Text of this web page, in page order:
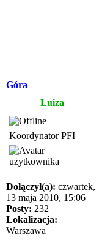
Góra
Luiza
Koordynator PFI
Dołączył(a): czwartek,
13 maja 2010, 15:06
Posty: 232
Lokalizacja:
Warszawa